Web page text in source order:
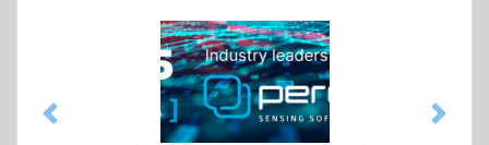
Previous Next